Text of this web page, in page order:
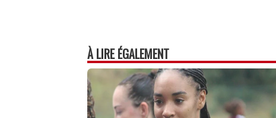
À LIRE ÉGALEMENT